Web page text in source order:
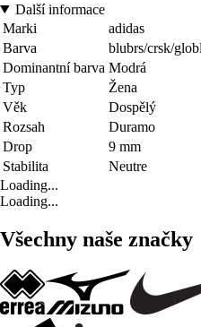
Další informace
Marki
adidas
Barva
blubrs/crsk/
Dominantní barva Modrá
Typ
Žena
Věk
Dospělý
Rozsah
Duramo
Drop
9 mm
Stabilita
Neutre
Loading...
Loading...
Všechny naše značky